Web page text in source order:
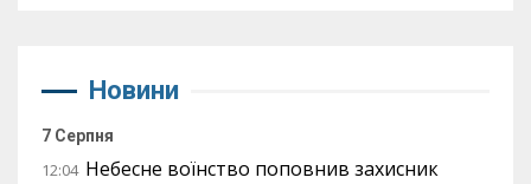
Новини
7 Серпня
12:04 Небесне воїнство поповнив захисник